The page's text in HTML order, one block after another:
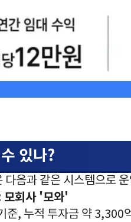
있나?
다음과 같은 시스템으로
모회사 '모와'
준, 누적 투자금 약 3,300